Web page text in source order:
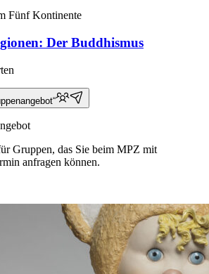
Fünf Kontinente
Der Buddhismus
Gruppen, das Sie beim MPZ mit
anfragen können.